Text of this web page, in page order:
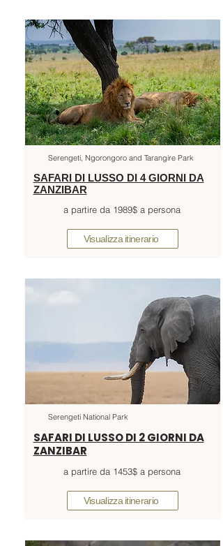
Serengeti, Ngorongoro and Tarangire Park
SAFARI DI LUSSO DI 4 GIORNI DA
ZANZIBAR
a partire da 1989$ a persona
Visualizza itinerario
Serengeti National Park
SAFARI DI LUSSO DI 2 GIORNI DA
ZANZIBAR
a partire da 1453$ a persona
Visualizza itinerario